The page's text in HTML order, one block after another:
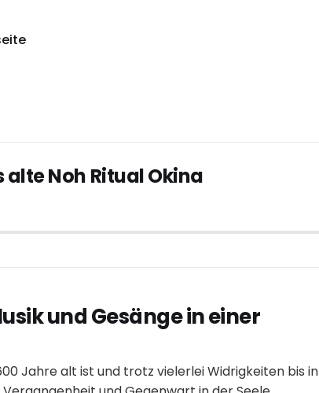
alte Noh Ritual Okina
und Gesänge in einer
Jahre alt ist und trotz vielerlei Widrigkeiten bis in